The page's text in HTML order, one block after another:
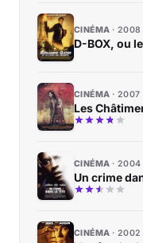
CINÉMA 2008
D-BOX, ou
CINÉMA 2007
Les
CINÉMA 2004
Un crime
CINÉMA 2002